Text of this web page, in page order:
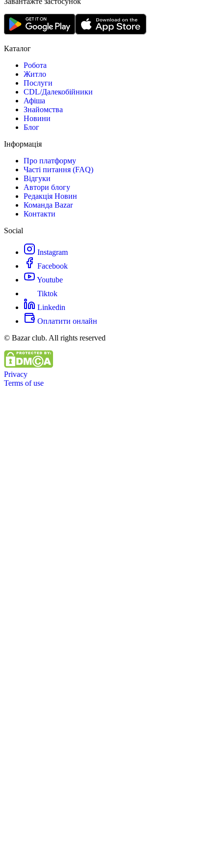
Каталог
Робота
Житло
Послуги
CDL/Далекобійники
Афіша
Знайомства
Новини
Блог
Інформація
Про платформу
Часті питання (FAQ)
Відгуки
Автори блогу
Редакція Новин
Команда Bazar
Контакти
Social
Instagram
Facebook
Youtube
Tiktok
Linkedin
Оплатити онлайн
© Bazar club. All rights reserved
Privacy
Terms of use